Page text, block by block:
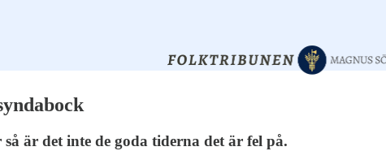
är det inte de goda tiderna det är fel på.